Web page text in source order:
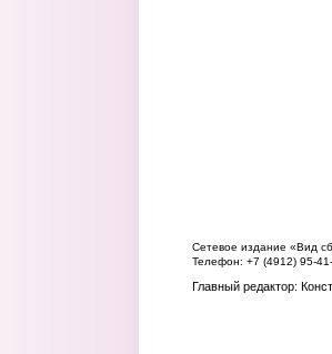
Сетевое издание «Вид
Телефон: +7 (4912) 95-
Главный редактор: